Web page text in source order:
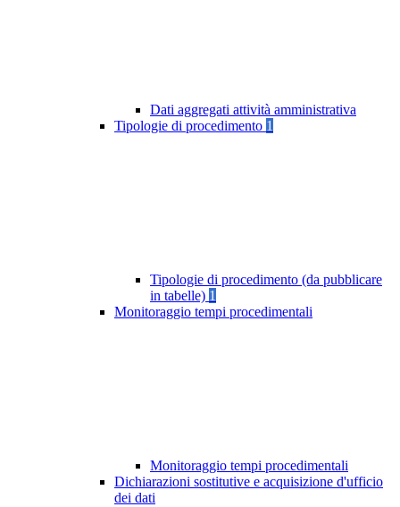
Dati aggregati attività amministrativa
Tipologie di procedimento 1
Tipologie di procedimento (da pubblicare
in tabelle) 1
Monitoraggio tempi procedimentali
Monitoraggio tempi procedimentali
Dichiarazioni sostitutive e acquisizione d'ufficio
dei dati